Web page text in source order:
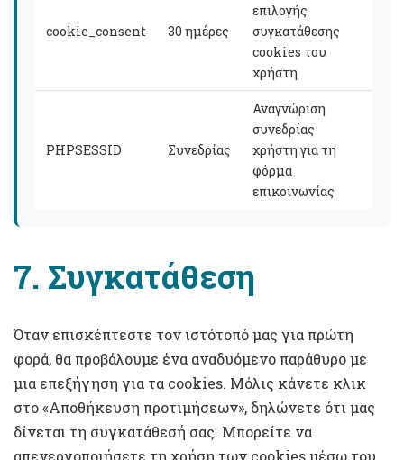
cookie_consent 30 ημέρες
επιλογής
συγκατάθεσης
cookies του
χρήστη
PHPSESSID Συνεδρίας
Αναγνώριση
συνεδρίας
χρήστη για τη
φόρμα
επικοινωνίας
7. Συγκατάθεση
Όταν επισκέπτεστε τον ιστότοπό μας για πρώτη
φορά, θα προβάλουμε ένα αναδυόμενο παράθυρο με
μια επεξήγηση για τα cookies. Μόλις κάνετε κλικ
στο «Αποθήκευση προτιμήσεων», δηλώνετε ότι μας
δίνεται τη συγκατάθεσή σας. Μπορείτε να
απενεργοποιήσετε τη χρήση των cookies μέσω του